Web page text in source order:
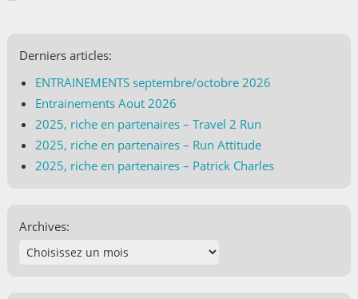
Derniers articles:
ENTRAINEMENTS septembre/octobre 2026
Entrainements Aout 2026
2025, riche en partenaires – Travel 2 Run
2025, riche en partenaires – Run Attitude
2025, riche en partenaires – Patrick Charles
Archives: